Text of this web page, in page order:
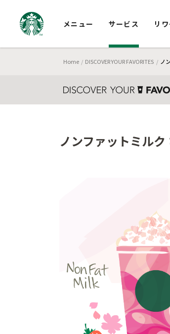
メニュー サービス リ
Home DISCOVER YOUR FAVORITES ノ
ノンファットミルク